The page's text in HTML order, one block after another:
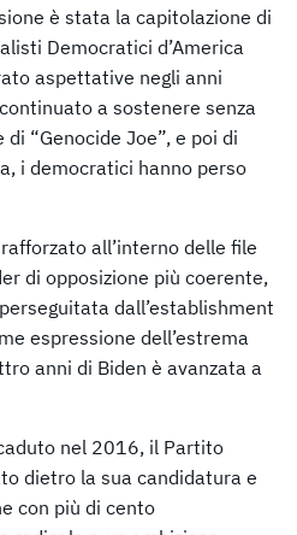
è stata la capitolazione di
Democratici d’America
aspettative negli anni
a sostenere senza
“Genocide Joe”, e poi di
i democratici hanno perso
all’interno delle file
di opposizione più coerente,
dall’establishment
espressione dell’estrema
anni di Biden è avanzata a
nel 2016, il Partito
dietro la sua candidatura e
con più di cento